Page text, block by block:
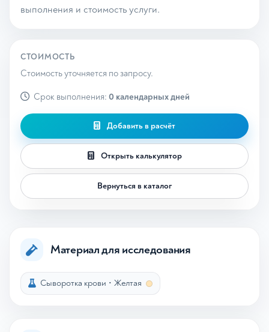
выполнения и стоимость услуги.
СТОИМОСТЬ
Стоимость уточняется по запросу.
Срок выполнения: 0 календарных дней
Добавить в расчёт
Открыть калькулятор
Вернуться в каталог
Материал для исследования
Сыворотка крови • Желтая